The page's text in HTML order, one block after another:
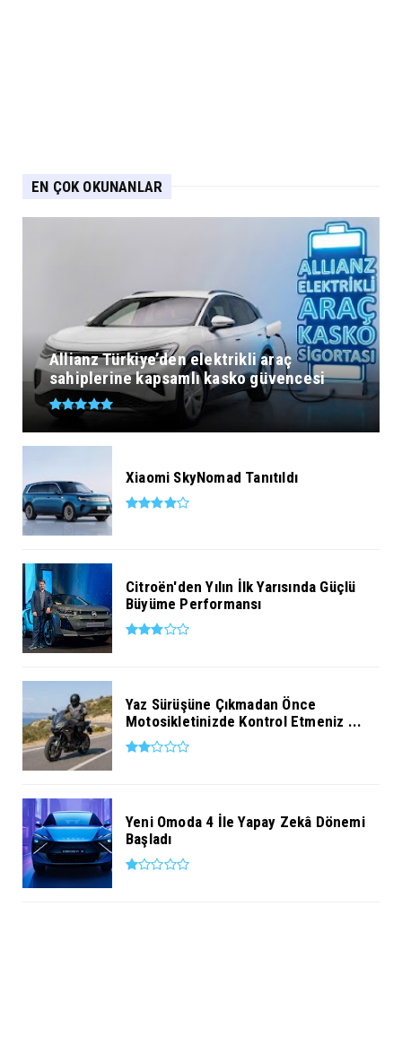
EN ÇOK OKUNANLAR
Allianz Türkiye’den elektrikli araç
sahiplerine kapsamlı kasko güvencesi
Xiaomi SkyNomad Tanıtıldı
Citroën'den Yılın İlk Yarısında Güçlü
Büyüme Performansı
Yaz Sürüşüne Çıkmadan Önce
Motosikletinizde Kontrol Etmeniz ...
Yeni Omoda 4 İle Yapay Zekâ Dönemi
Başladı